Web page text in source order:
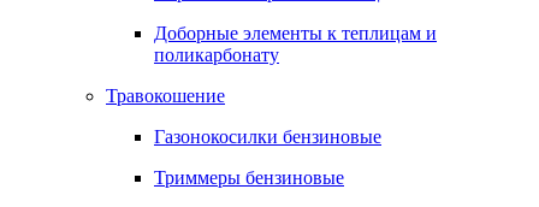
Доборные элементы к теплицам и
поликарбонату
Травокошение
Газонокосилки бензиновые
Триммеры бензиновые